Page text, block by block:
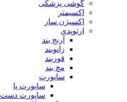
گوشی پزشکی
اکسیمتر
اکسیژن ساز
ارتوپدی
آرنج بند
زانوبند
قوزبند
مچ بند
ساپورت
ساپورت پا
ساپورت دست